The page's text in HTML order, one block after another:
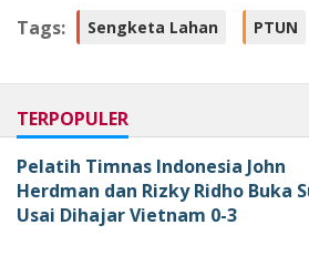
Tags: Sengketa Lahan PTUN
TERPOPULER
Pelatih Timnas Indonesia John
Herdman dan Rizky Ridho Buka
Usai Dihajar Vietnam 0-3